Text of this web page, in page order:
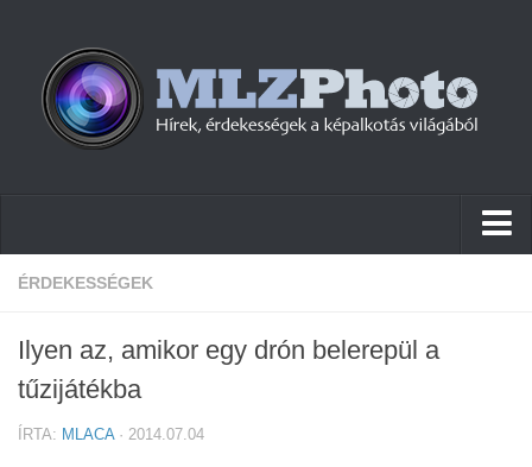
Hírek
Cikkek
Szoftver
ÉRDEKESSÉGEK
Ilyen az, amikor egy drón belerepül a
tűzijátékba
ÍRTA: MLACA· 2014.07.04